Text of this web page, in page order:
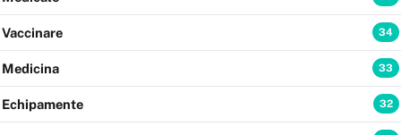
Vaccinare 34
Medicina 33
Echipamente 32